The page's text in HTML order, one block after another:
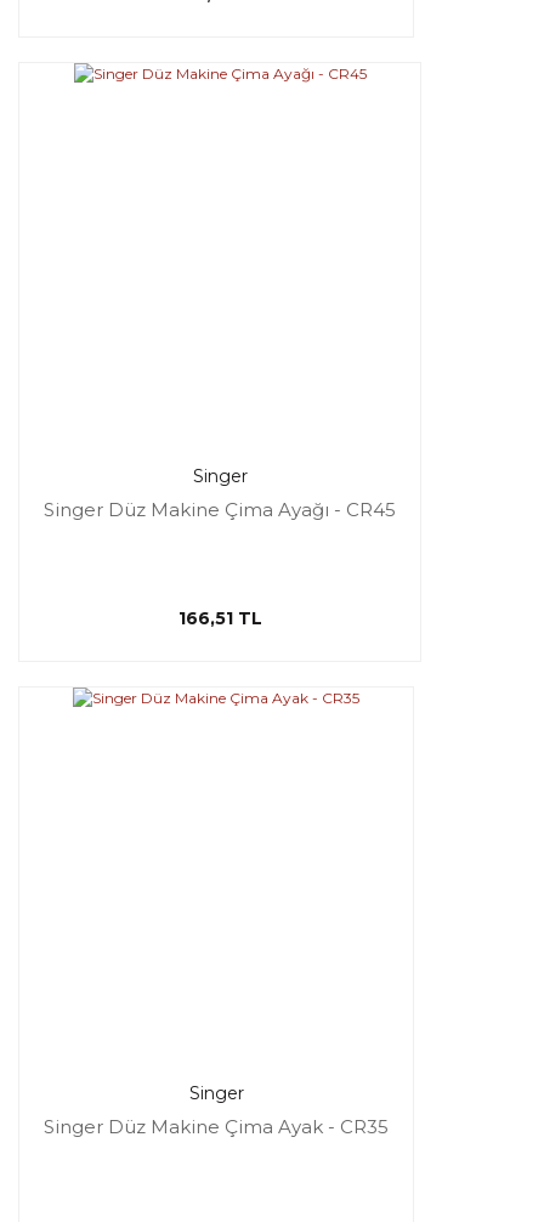
Singer
Singer Düz Makine Çima Ayağı - CR45
166,51 TL
Singer
Singer Düz Makine Çima Ayak - CR35